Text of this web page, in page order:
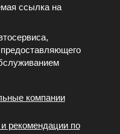
ссылка на
предоставляющего
компании